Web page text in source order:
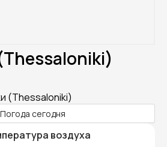
(Thessaloniki)
Погода сегодня
воздуха